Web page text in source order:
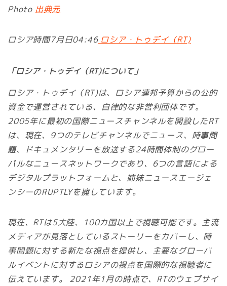
Photo 出典元
ロシア時間7月日04:46ロシア・トゥデイ（RT)
「ロシア・トゥデイ（RT)について」
ロシア・トゥデイ（RT)は、ロシア連邦予算からの公的
資金で運営されている、自律的な非営利団体です。
2005年に最初の国際ニュースチャンネルを開設したRT
は、現在、9つのテレビチャンネルでニュース、時事問
題、ドキュメンタリーを放送する24時間体制のグロー
バルなニュースネットワークであり、6つの言語による
デジタルプラットフォームと、姉妹ニュースエージェ
ンシーのRUPTLYを擁しています。
現在、RTは5大陸、100カ国以上で視聴可能です。主流
メディアが見落としているストーリーをカバーし、時
事問題に対する新たな視点を提供し、主要なグローバ
ルイベントに対するロシアの視点を国際的な視聴者に
伝えています。 2021年1月の時点で、RTのウェブサイ